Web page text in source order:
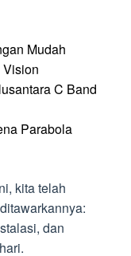
Mudah
C Band
Parabola
kita telah
dan